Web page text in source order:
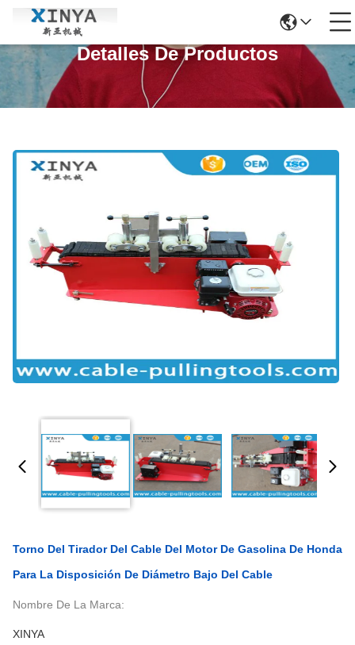
Detalles De Productos
Torno Del Tirador Del Cable Del Motor De Gasolina De Honda
Para La Disposición De Diámetro Bajo Del Cable
Nombre De La Marca:
XINYA